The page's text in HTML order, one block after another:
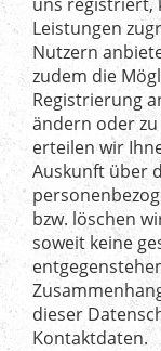
Leistungen
Nutzern
zudem die
Registrierung
ändern oder
erteilen wir
Auskunft über
bzw. löschen
soweit keine
dieser
Kontaktdaten.